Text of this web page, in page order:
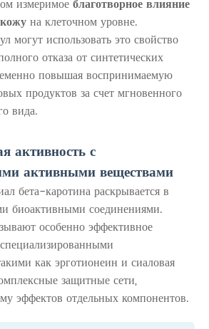
измеримоеблаготворное влияние
на клеточном уровне.
могут использовать это свойство
отказа от синтетических
повышая воспринимаемую
продуктов за счет мгновенного
вида.
активность с
активными веществами
бета-каротина раскрывается в
биоактивными соединениями.
особенно эффективное
как эрготионеин и сиаловая
защитные сети,
эффектов отдельных компонентов.